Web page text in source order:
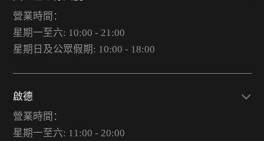
營業時間：
星期一至六: 10:00 - 21:00
星期日及公眾假期: 10:00 - 18:00
啟德
營業時間：
星期一至六: 11:00 - 20:00